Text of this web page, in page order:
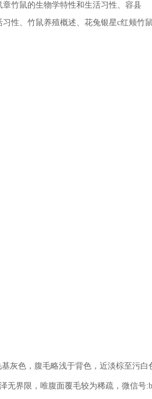
竹鼠的生物学特性和生活习性、容县
性、竹鼠养殖概述、花兔银星c红颊竹
灰色，腹毛略浅于背色，近淡棕至污白
无界限，唯腹面覆毛较为稀疏，微信号